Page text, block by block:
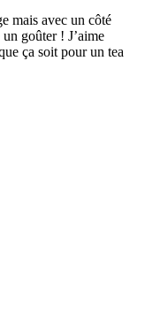
mais avec un côté
goûter ! J’aime
ça soit pour un tea